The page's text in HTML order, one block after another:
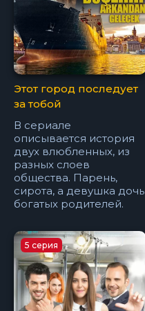
Этот город последует
за тобой
В сериале
описывается история
двух влюбленных, из
разных слоев
общества. Парень,
сирота, а девушка дочь
богатых родителей.
5 серия